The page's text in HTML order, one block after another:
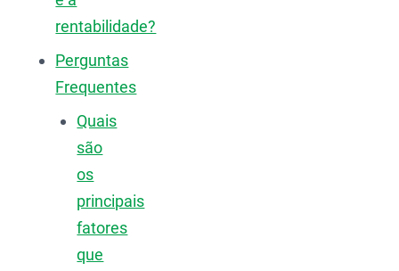
rentabilidade?
Perguntas
Frequentes
Quais
são
os
principais
fatores
que